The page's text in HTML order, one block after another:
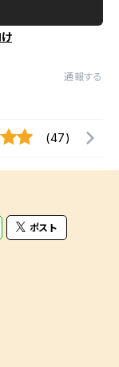
通報する
(47)
ポスト